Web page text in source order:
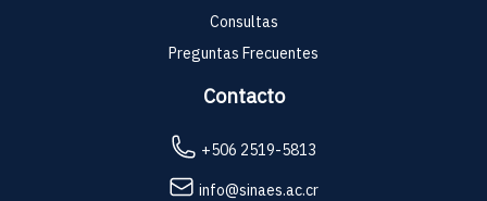
Consultas
Preguntas Frecuentes
Contacto
+506 2519-5813
info@sinaes.ac.cr